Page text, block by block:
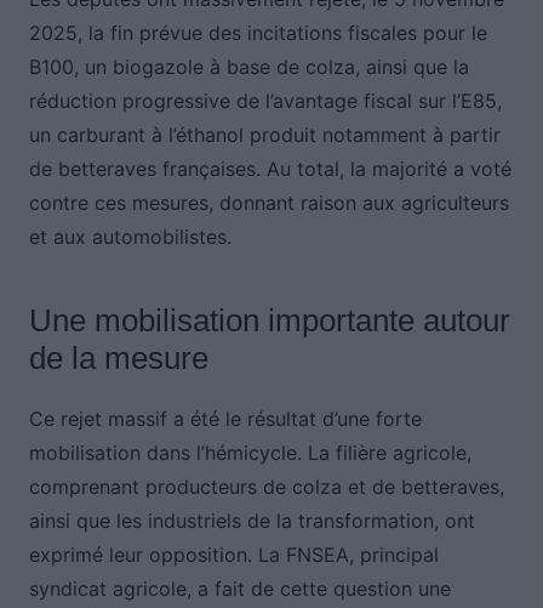
2025, la fin prévue des incitations fiscales pour le
B100, un biogazole à base de colza, ainsi que la
réduction progressive de l’avantage fiscal sur l’E85,
un carburant à l’éthanol produit notamment à partir
de betteraves françaises. Au total, la majorité a voté
contre ces mesures, donnant raison aux agriculteurs
et aux automobilistes.
Une mobilisation importante autour
de la mesure
Ce rejet massif a été le résultat d’une forte
mobilisation dans l’hémicycle. La filière agricole,
comprenant producteurs de colza et de betteraves,
ainsi que les industriels de la transformation, ont
exprimé leur opposition. La FNSEA, principal
syndicat agricole, a fait de cette question une